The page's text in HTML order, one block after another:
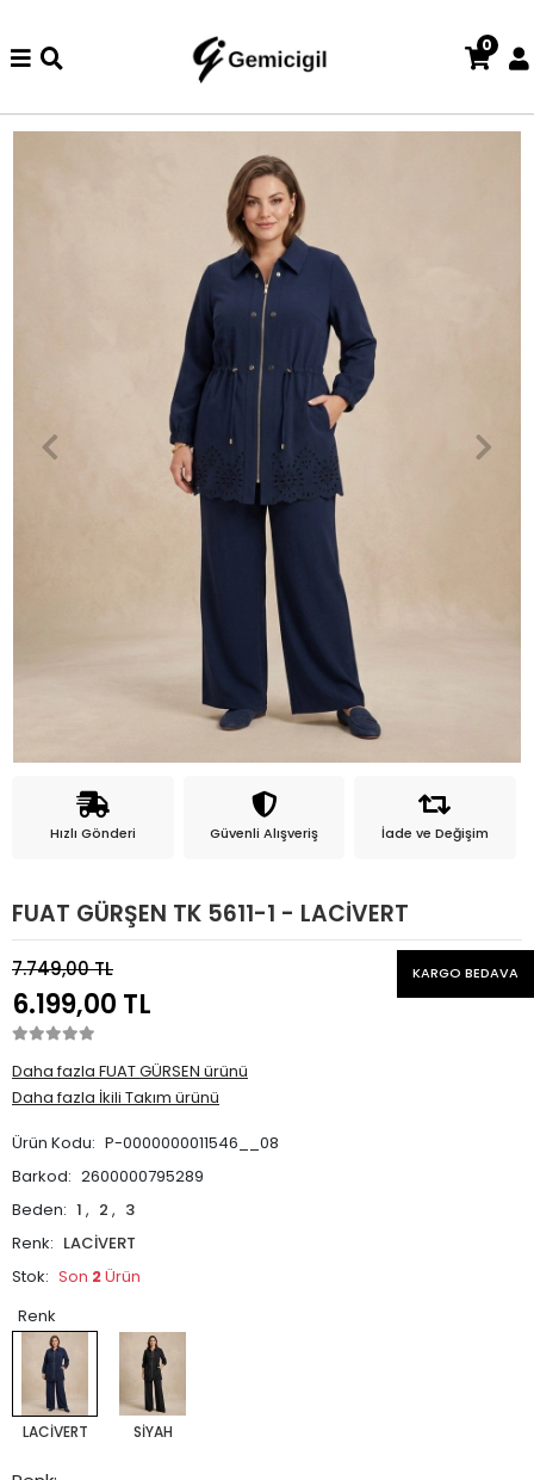
iade ve değişim işlemi yoktur.
0
Hızlı Gönderi Güvenli Alışveriş İade ve Değişim
FUAT GÜRŞEN TK 5611-1 - LACİVERT
7.749,00 TL
6.199,00 TL
KARGO BEDAVA
Daha fazla FUAT GÜRSEN ürünü
Daha fazla İkili Takım ürünü
Ürün Kodu: P-0000000011546__08
Barkod: 2600000795289
Beden: 1 , 2 , 3
Renk: LACİVERT
Stok: Son 2Ürün
Renk
LACİVERT SİYAH